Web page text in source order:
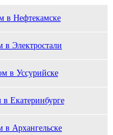
в Нефтекамске
Электростали
в Уссурийске
Екатеринбурге
Архангельске